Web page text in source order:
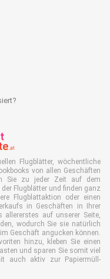
Flugblätter, wöchentliche
von allen Geschäften
Sie zu jeder Zeit auf dem
Flugblätter und finden ganz
Flugblattaktion oder einen
in Geschäften in Ihrer
allererstes auf unserer Seite,
wodurch Sie sie natürlich
Geschäft angucken können.
hinzu, kleben Sie einen
und sparen Sie somit viel
auch aktiv zur Papiermüll-